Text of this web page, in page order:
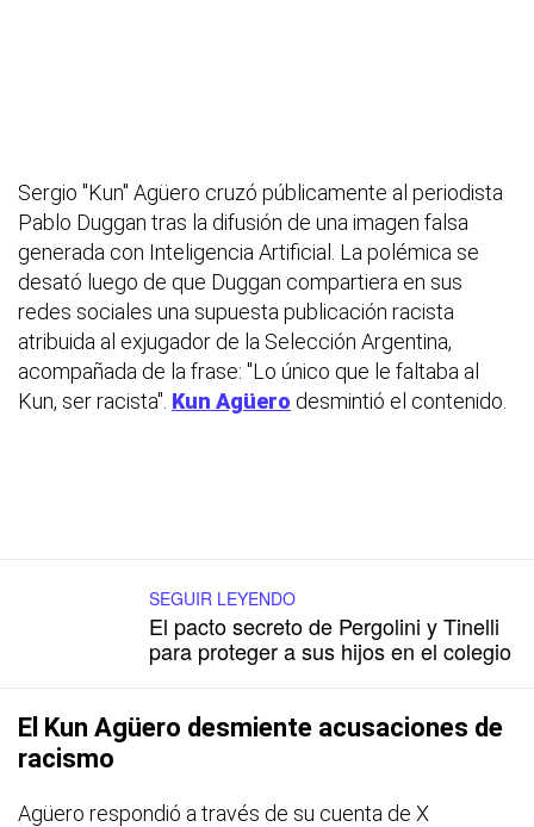
Sergio "Kun" Agüero cruzó públicamente al periodista
Pablo Duggan tras la difusión de una imagen falsa
generada con Inteligencia Artificial. La polémica se
desató luego de que Duggan compartiera en sus
redes sociales una supuesta publicación racista
atribuida al exjugador de la Selección Argentina,
acompañada de la frase: "Lo único que le faltaba al
Kun, ser racista". Kun Agüero desmintió el contenido.
SEGUIR LEYENDO
El pacto secreto de Pergolini y Tinelli
para proteger a sus hijos en el colegio
El Kun Agüero desmiente acusaciones de
racismo
Agüero respondió a través de su cuenta de X